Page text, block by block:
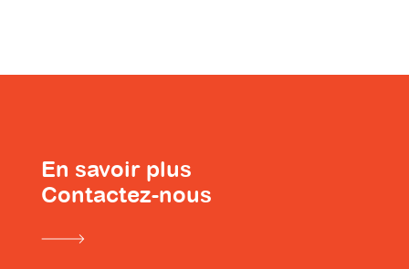
En savoir plus
Contactez-nous